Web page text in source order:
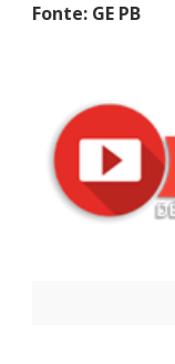
Fonte: GE PB